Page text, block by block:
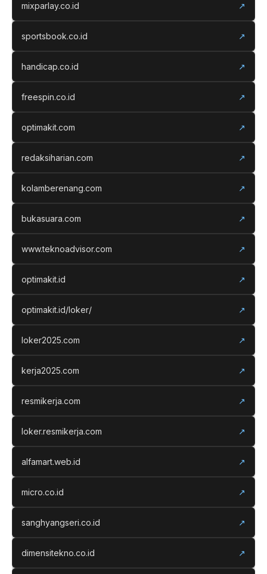
mixparlay.co.id ↗
sportsbook.co.id ↗
handicap.co.id ↗
freespin.co.id ↗
optimakit.com ↗
redaksiharian.com ↗
kolamberenang.com ↗
bukasuara.com ↗
www.teknoadvisor.com ↗
optimakit.id ↗
optimakit.id/loker/ ↗
loker2025.com ↗
kerja2025.com ↗
resmikerja.com ↗
loker.resmikerja.com ↗
alfamart.web.id ↗
micro.co.id ↗
sanghyangseri.co.id ↗
dimensitekno.co.id ↗